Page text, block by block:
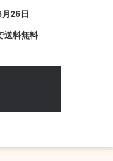
26日
送料無料